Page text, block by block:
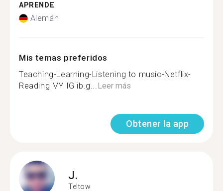
APRENDE
Alemán
Mis temas preferidos
Teaching-Learning-Listening to music-Netflix-
Reading MY IG ib.g...Leer más
Obtener la app
J.
Teltow